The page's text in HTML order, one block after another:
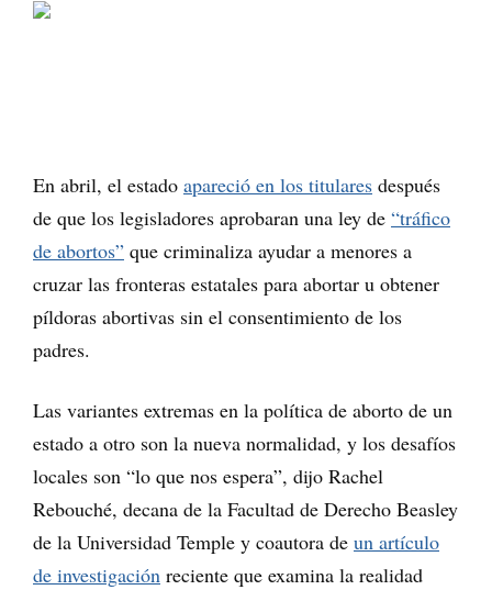
En abril, el estado apareció en los titulares después
de que los legisladores aprobaran una ley de “tráfico
de abortos” que criminaliza ayudar a menores a
cruzar las fronteras estatales para abortar u obtener
píldoras abortivas sin el consentimiento de los
padres.
Las variantes extremas en la política de aborto de un
estado a otro son la nueva normalidad, y los desafíos
locales son “lo que nos espera”, dijo Rachel
Rebouché, decana de la Facultad de Derecho Beasley
de la Universidad Temple y coautora de un artículo
de investigación reciente que examina la realidad